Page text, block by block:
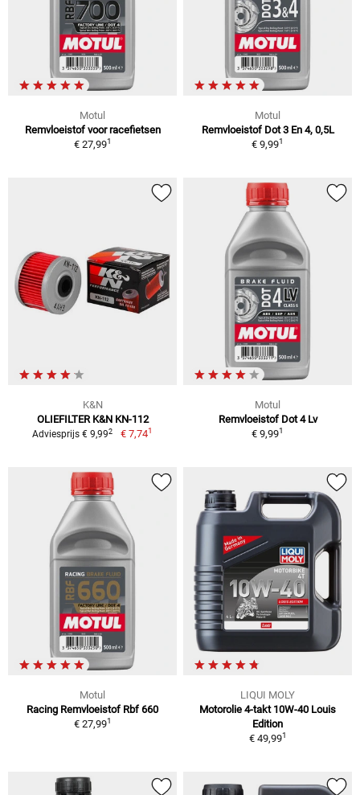
Motul
Remvloeistof voor racefietsen
€ 27,991
Motul
Remvloeistof Dot 3 En 4, 0,5L
€ 9,991
K&N
OLIEFILTER K&N KN-112
Adviesprijs € 9,992 € 7,741
Motul
Remvloeistof Dot 4 Lv
€ 9,991
Motul
Racing Remvloeistof Rbf 660
€ 27,991
LIQUI MOLY
Motorolie 4-takt 10W-40 Louis
Edition
€ 49,991